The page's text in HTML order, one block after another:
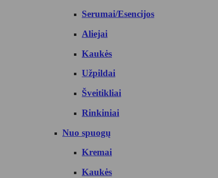
Serumai/Esencijos
Aliejai
Kaukės
Užpildai
Šveitikliai
Rinkiniai
Nuo spuogų
Kremai
Kaukės